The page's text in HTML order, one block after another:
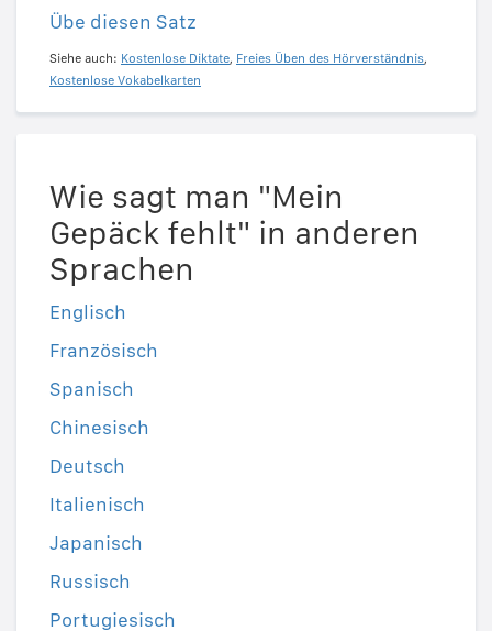
Übe diesen Satz
Siehe auch: Kostenlose Diktate, Freies Üben des Hörverständnis,
Kostenlose Vokabelkarten
Wie sagt man "Mein
Gepäck fehlt" in anderen
Sprachen
Englisch
Französisch
Spanisch
Chinesisch
Deutsch
Italienisch
Japanisch
Russisch
Portugiesisch